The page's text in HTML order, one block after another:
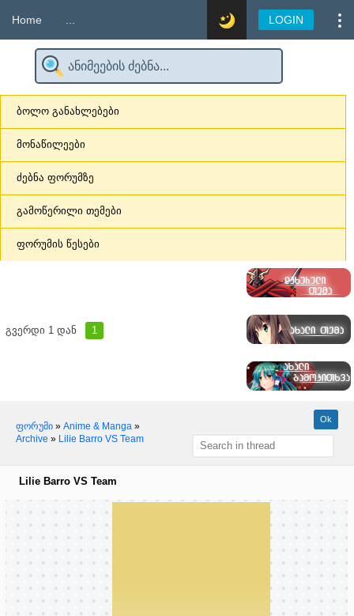
Home LOGIN
ბოლო განახლებები
მონაწილეები
ძებნა ფორუმზე
გამოწერილი თემები
ფორუმის წესები
გვერდი 1 დან 1
ფორუმი » Anime & Manga »
Archive » Lilie Barro VS Team
Lilie Barro VS Team